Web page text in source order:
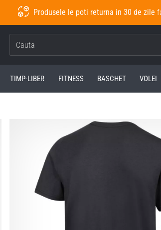
Produsele le poti returna in 30 de zile
TIMP-LIBER FITNESS BASCHET VOLEI